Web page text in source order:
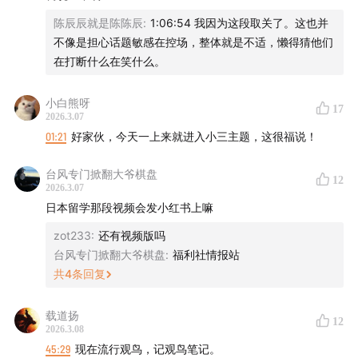
陈辰辰就是陈陈辰: 1:06:54 我因为这段取关了。这也并
不像是担心话题敏感在控场，整体就是不适，懒得猜他们
在打断什么在笑什么。
小白熊呀
2026.3.07
17
01:21 好家伙，今天一上来就进入小三主题，这很福说！
台风专门掀翻大爷棋盘
2026.3.07
12
日本留学那段视频会发小红书上嘛
zot233: 还有视频版吗
台风专门掀翻大爷棋盘: 福利社情报站
共4条回复
载道扬
2026.3.08
12
45:29 现在流行观鸟，记观鸟笔记。